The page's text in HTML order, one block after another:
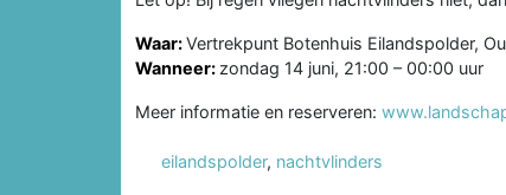
Waar:Vertrekpunt Botenhuis Eilandspolder,
Wanneer: zondag 14 juni, 21:00 – 00:00 uur
Meer informatie en reserveren:
eilandspolder, nachtvlinders